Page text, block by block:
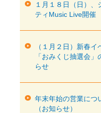
１月１８日（日）、
ティMusic Live開催
（１月２日）新春イ
「おみくじ抽選会」
らせ
年末年始の営業につ
（お知らせ）